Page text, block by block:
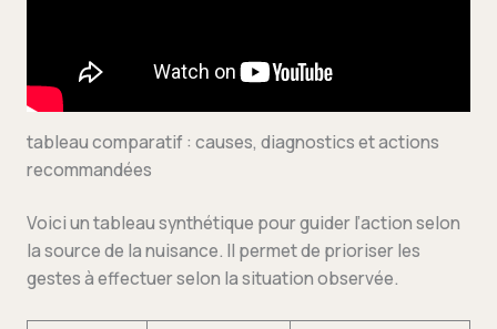
tableau comparatif : causes, diagnostics et actions
recommandées
Voici un tableau synthétique pour guider l’action selon
la source de la nuisance. Il permet de prioriser les
gestes à effectuer selon la situation observée.